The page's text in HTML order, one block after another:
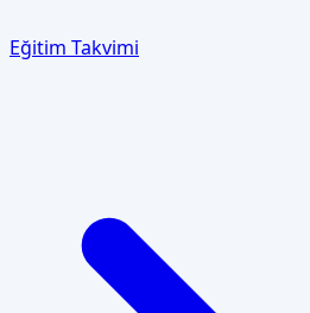
Eğitim Takvimi